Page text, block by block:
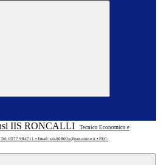
IIS RONCALLI
Tecnico Economico e
Tel: 0577 984711 • Email: siis00800x@istruzione.it • PEC: